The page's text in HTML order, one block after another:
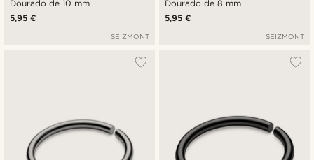
Dourado de 10 mm
5,95 €
SEIZMONT
Dourado de 8 mm
5,95 €
SEIZMONT